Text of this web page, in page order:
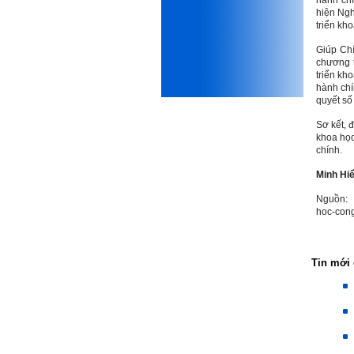
Được gia đình hỗ trợ, có sức
hiện
triển
Giúp
chương
triển
hành
quyết
Sơ kết,
khoa
chính.
Minh
Nguồn:
hoc-
Tin mới